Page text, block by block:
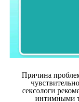
Причина
сексологи
интимными